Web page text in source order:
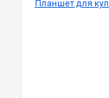
Планшет для